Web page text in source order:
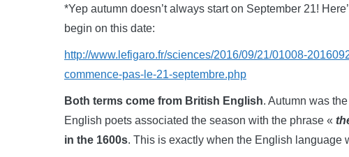
*Yep autumn doesn’t always start on September 21!
begin on this date:
http://www.lefigaro.fr/sciences/2016/09/21/01008-
commence-pas-le-21-septembre.php
Both terms come from British English. Autumn was
English poets associated the season with the phrase «
in the 1600s. This is exactly when the English language